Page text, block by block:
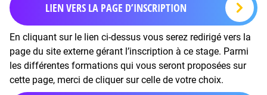
LIEN VERS LA PAGE D’INSCRIPTION
En cliquant sur le lien ci-dessus vous serez redirigé vers la
page du site externe gérant l’inscription à ce stage. Parmi
les différentes formations qui vous seront proposées sur
cette page, merci de cliquer sur celle de votre choix.